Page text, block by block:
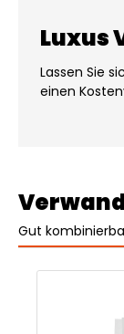
Luxus
Lassen Sie
einen
Gut